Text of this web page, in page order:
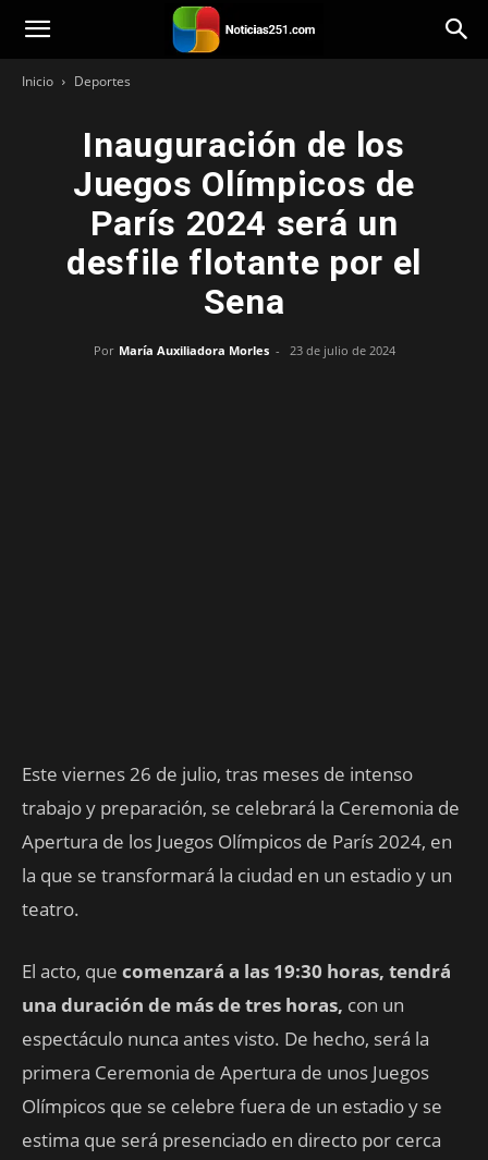
Noticias251
Inicio Deportes
Inauguración de los
Juegos Olímpicos de
París 2024 será un
desfile flotante por el
Sena
Por María Auxiliadora Morles - 23 de julio de 2024
Este viernes 26 de julio, tras meses de intenso
trabajo y preparación, se celebrará la Ceremonia de
Apertura de los Juegos Olímpicos de París 2024, en
la que se transformará la ciudad en un estadio y un
teatro.
El acto, que comenzará a las 19:30 horas, tendrá
una duración de más de tres horas, con un
espectáculo nunca antes visto. De hecho, será la
primera Ceremonia de Apertura de unos Juegos
Olímpicos que se celebre fuera de un estadio y se
estima que será presenciado en directo por cerca